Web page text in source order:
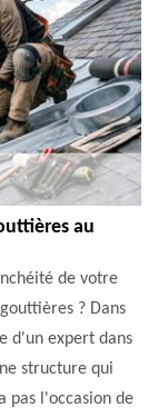
au
de votre
? Dans
d'un expert dans
structure qui
pas l'occasion de